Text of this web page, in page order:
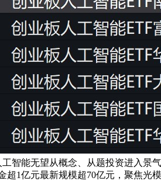
智能无望从概念、从题投资进入景
超1亿元最新规模超70亿元，聚焦